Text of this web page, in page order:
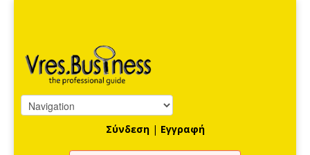
Σύνδεση | Εγγραφή